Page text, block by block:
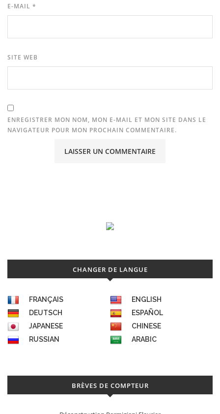
E-MAIL *
SITE WEB
ENREGISTRER MON NOM, MON E-MAIL ET MON SITE DANS LE
NAVIGATEUR POUR MON PROCHAIN COMMENTAIRE.
CHANGER DE LANGUE
FRANÇAIS
ENGLISH
DEUTSCH
ESPAÑOL
JAPANESE
CHINESE
RUSSIAN
ARABIC
BRÈVES DE COMPTEUR